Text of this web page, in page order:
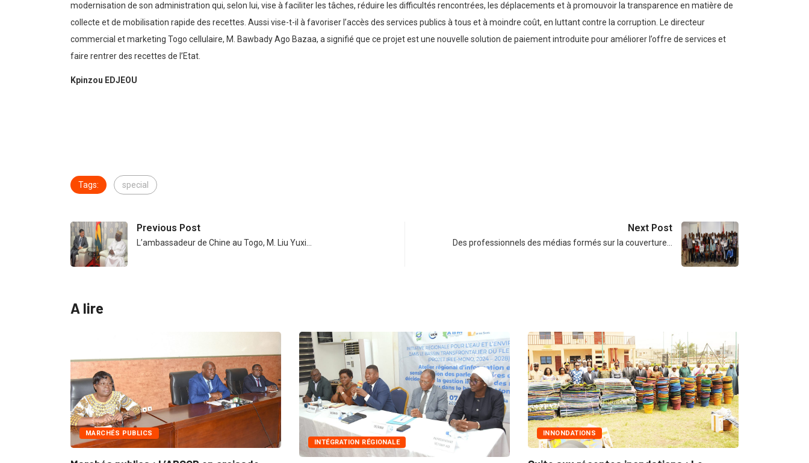
modernisation de son administration qui, selon lui, vise à faciliter les tâches, réduire les difficultés rencontrées, les déplacements et à promouvoir la transparence en matière de
collecte et de mobilisation rapide des recettes. Aussi vise-t-il à favoriser l’accès des services publics à tous et à moindre coût, en luttant contre la corruption. Le directeur
commercial et marketing Togo cellulaire, M. Bawbady Ago Bazaa, a signifié que ce projet est une nouvelle solution de paiement introduite pour améliorer l’offre de services et
faire rentrer des recettes de l’Etat.
Kpinzou EDJEOU
Tags: special
Previous Post
L’ambassadeur de Chine au Togo, M. Liu Yuxi…
Next Post
Des professionnels des médias formés sur la couverture…
A lire
INTÉGRATION RÉGIONALE
INNONDATIONS MARCHÉS PUBLICS